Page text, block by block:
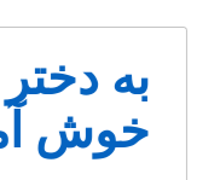
به
خوش